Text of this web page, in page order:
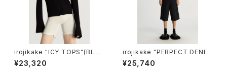
irojikake "ICY TOPS"(BLAC
K)
¥23,320
irojikake "PERPECT DENI
M"(BLACK)
¥25,740